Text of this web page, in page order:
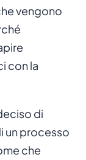
vengono
con la
di
un processo
che